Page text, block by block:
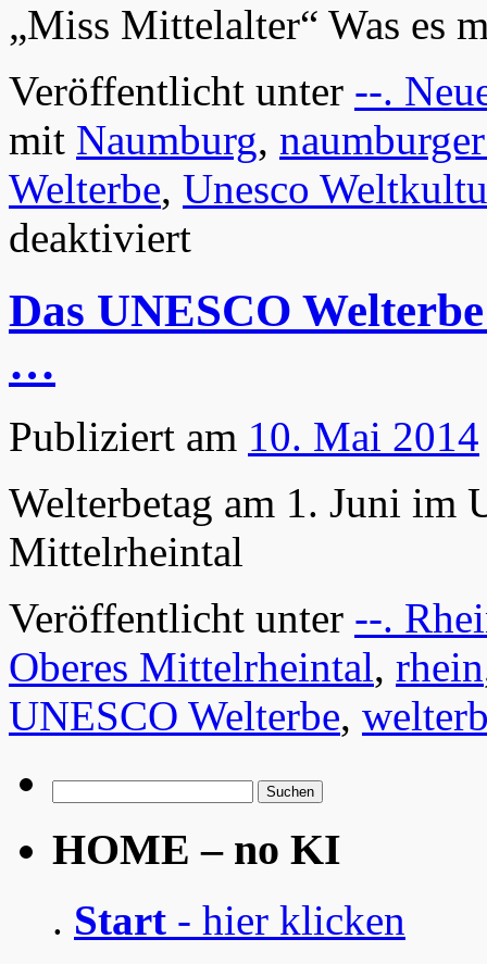
„Miss Mittelalter“ Was es
Veröffentlicht unter --.
mit Naumburg,
Welterbe, Unesco
deaktiviert
nicht
nur
im
Das UNESCO
…
Publiziert am 10. Mai 2014
Welterbetag am 1. Juni im
Mittelrheintal
Veröffentlicht unter --.
Oberes Mittelrheintal, rhein
UNESCO Welterbe,
nach:
HOME – no KI
. Start - hier klicken